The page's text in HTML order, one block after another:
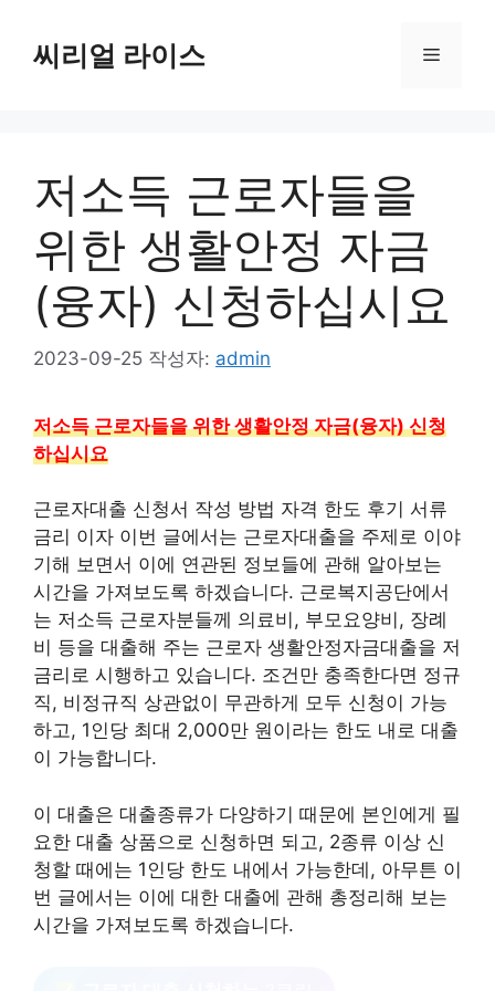
씨리얼 라이스 메
저소득 근로자들을
위한 생활안정 자금
(융자) 신청하십시요
2023-09-25 작성자: admin
저소득 근로자들을 위한 생활안정 자금(융자) 신청
하십시요
근로자대출 신청서 작성 방법 자격 한도 후기 서류
금리 이자 이번 글에서는 근로자대출을 주제로 이야
기해 보면서 이에 연관된 정보들에 관해 알아보는
시간을 가져보도록 하겠습니다. 근로복지공단에서
는 저소득 근로자분들께 의료비, 부모요양비, 장례
비 등을 대출해 주는 근로자 생활안정자금대출을 저
금리로 시행하고 있습니다. 조건만 충족한다면 정규
직, 비정규직 상관없이 무관하게 모두 신청이 가능
하고, 1인당 최대 2,000만 원이라는 한도 내로 대출
이 가능합니다.
이 대출은 대출종류가 다양하기 때문에 본인에게 필
요한 대출 상품으로 신청하면 되고, 2종류 이상 신
청할 때에는 1인당 한도 내에서 가능한데, 아무튼 이
번 글에서는 이에 대한 대출에 관해 총정리해 보는
시간을 가져보도록 하겠습니다.